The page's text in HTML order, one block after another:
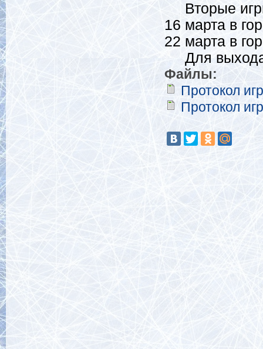
Вторые
16 марта в
22 марта в
Для выхода
Файлы:
Протокол
Протокол